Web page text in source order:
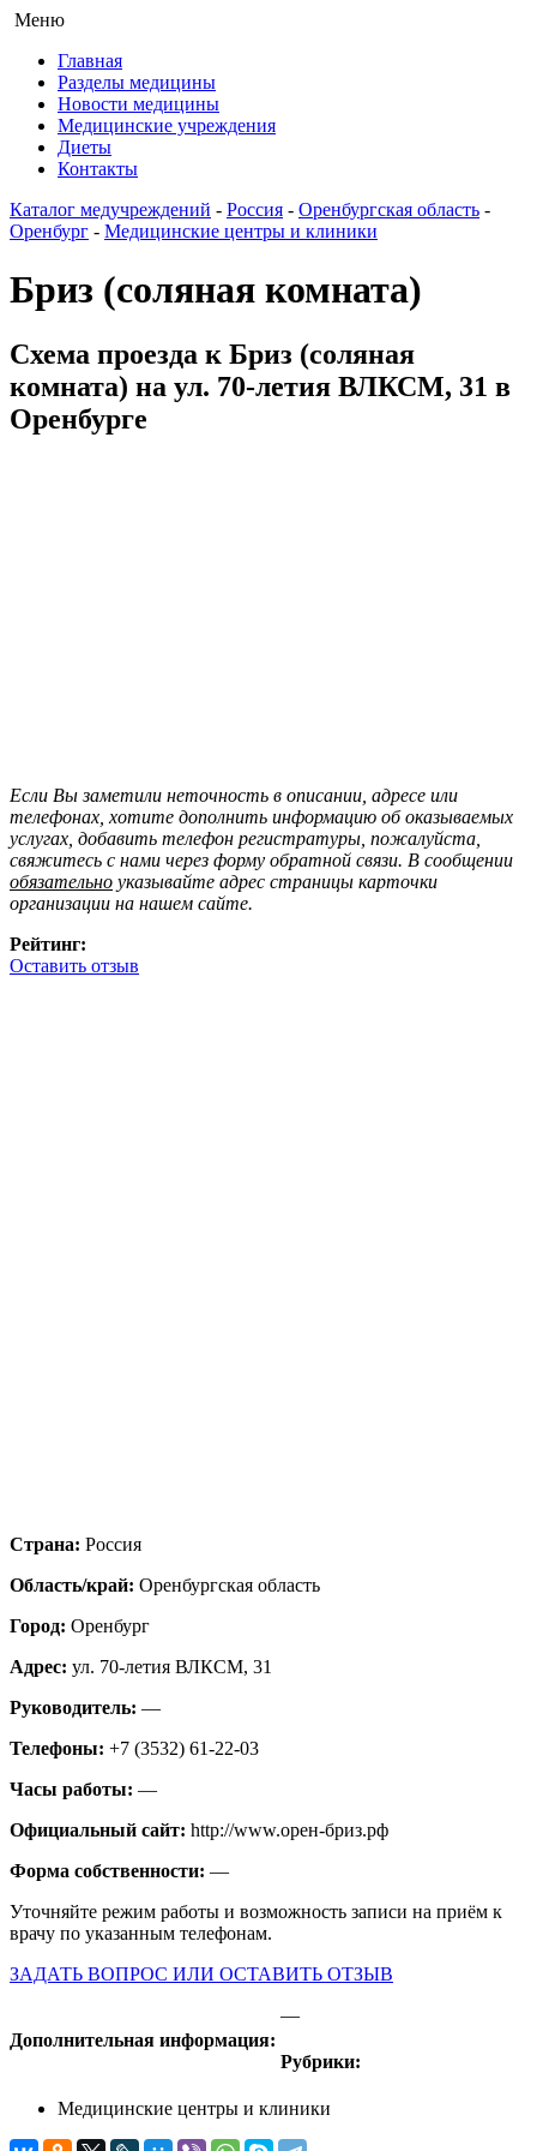
Меню
Главная
Разделы медицины
Новости медицины
Медицинские учреждения
Диеты
Контакты
Каталог медучреждений - Россия - Оренбургская область -
Оренбург - Медицинские центры и клиники
Бриз (соляная комната)
Схема проезда к Бриз (соляная
комната) на ул. 70-летия ВЛКСМ, 31 в
Оренбурге
Если Вы заметили неточность в описании, адресе или
телефонах, хотите дополнить информацию об оказываемых
услугах, добавить телефон регистратуры, пожалуйста,
свяжитесь с нами через форму обратной связи. В сообщении
обязательно указывайте адрес страницы карточки
организации на нашем сайте.
Рейтинг:
Оставить отзыв
Страна: Россия
Область/край: Оренбургская область
Город: Оренбург
Адрес: ул. 70-летия ВЛКСМ, 31
Руководитель: —
Телефоны: +7 (3532) 61-22-03
Часы работы: —
Официальный сайт: http://www.орен-бриз.рф
Форма собственности: —
Уточняйте режим работы и возможность записи на приём к
врачу по указанным телефонам.
ЗАДАТЬ ВОПРОС ИЛИ ОСТАВИТЬ ОТЗЫВ
Дополнительная информация:
—
Рубрики:
Медицинские центры и клиники